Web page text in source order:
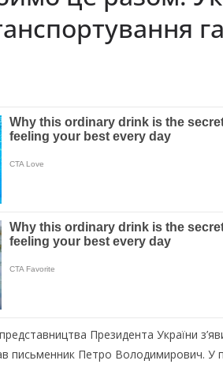
представництва Президента України
письменник Петро Володимирович. У